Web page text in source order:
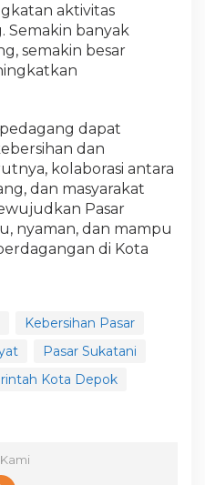
aktivitas
Semakin banyak
semakin besar
dapat
dan
kolaborasi antara
dan masyarakat
Pasar
nyaman, dan mampu
di Kota
Kebersihan Pasar
Pasar Sukatani
Kota Depok